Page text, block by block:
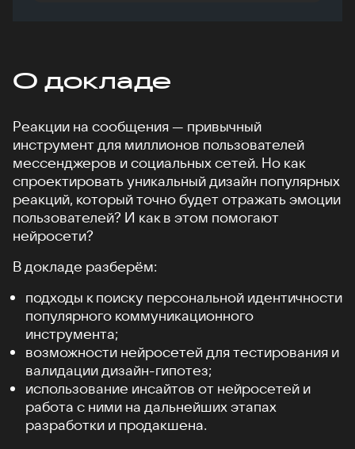
О докладе
Реакции на сообщения — привычный
инструмент для миллионов пользователей
мессенджеров и социальных сетей. Но как
спроектировать уникальный дизайн популярных
реакций, который точно будет отражать эмоции
пользователей? И как в этом помогают
нейросети?
В докладе разберём:
подходы к поиску персональной идентичности
популярного коммуникационного
инструмента;
возможности нейросетей для тестирования и
валидации дизайн-гипотез;
использование инсайтов от нейросетей и
работа с ними на дальнейших этапах
разработки и продакшена.